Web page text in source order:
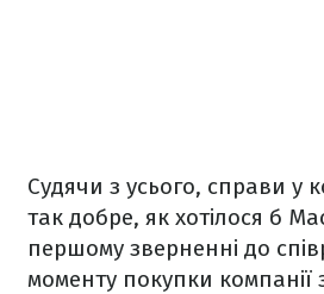
Судячи з усього, справи у
так добре, як хотілося б
першому зверненні до
моменту покупки компанії